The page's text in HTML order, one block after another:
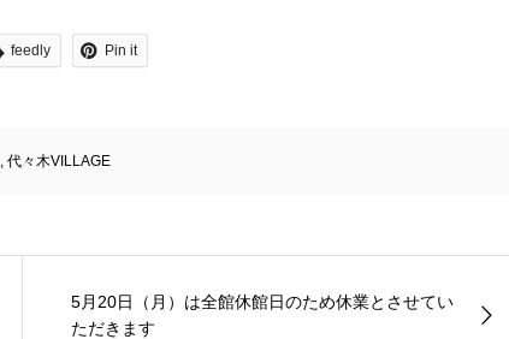
feedly Pin it
代々木VILLAGE
5月20日（月）は全館休館日のため休業とさせてい
ただきます